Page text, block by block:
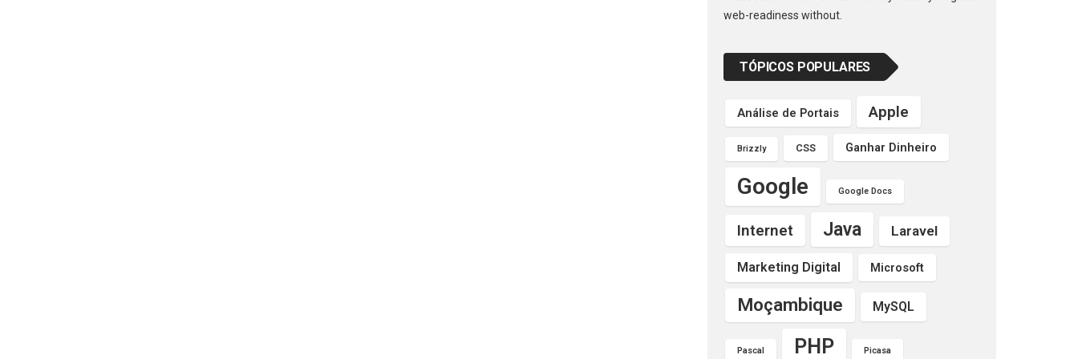
web-readiness without.
TÓPICOS POPULARES
Análise de Portais Apple
Brizzly CSS Ganhar Dinheiro
Google Google Docs
Internet Java Laravel
Marketing Digital Microsoft
Moçambique MySQL
Pascal PHP Picasa